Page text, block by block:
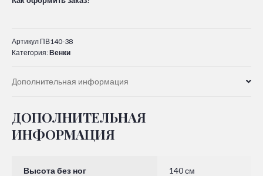
Артикул ПВ140-38
Категория:Венки
Дополнительная информация
ДОПОЛНИТЕЛЬНАЯ
ИНФОРМАЦИЯ
Высота без ног 140 см